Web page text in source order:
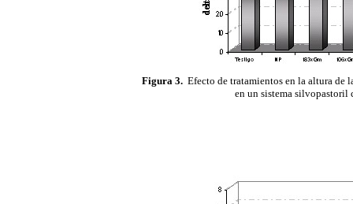
Figura 3. Efecto de tratamientos en la altura de
en un sistema silvopastoril